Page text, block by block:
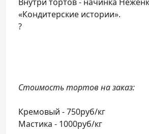
«Кондитерские истории».
?
Стоимость тортов на заказ:
Кремовый - 750руб/кг
Мастика - 1000руб/кг